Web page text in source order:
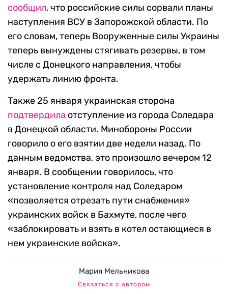
сообщил, что российские силы сорвали планы
наступления ВСУ в Запорожской области. По
его словам, теперь Вооруженные силы Украины
теперь вынуждены стягивать резервы, в том
числе с Донецкого направления, чтобы
удержать линию фронта.
Также 25 января украинская сторона
подтвердила отступление из города Соледара
в Донецкой области. Минобороны России
говорило о его взятии две недели назад. По
данным ведомства, это произошло вечером 12
января. В сообщении говорилось, что
установление контроля над Соледаром
«позволяется отрезать пути снабжения»
украинских войск в Бахмуте, после чего
«заблокировать и взять в котел остающиеся в
нем украинские войска».
Мария Мельникова
Связаться с автором